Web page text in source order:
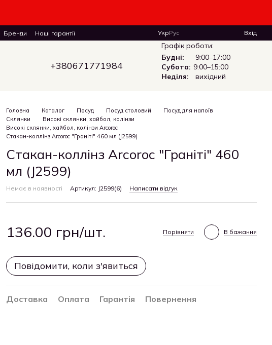
Бренди
Наші гарантії
УкрРус Вхід
+380671771984
Графік роботи:
Будні:
9:00–17:00
Субота: 9:00–15:00
Неділя:
вихідний
Головна Каталог Посуд Посуд столовий
Посуд для напоїв
Склянки
Високі склянки, хайбол, колінзи
Високі склянки, хайбол, колінзи Arcoroc
Стакан-коллінз Arcoroc "Граніті" 460 мл (J2599)
Стакан-коллінз Arcoroc "Граніті" 460
мл (J2599)
Немає в наявності Артикул: J2599(6) Написати відгук
136.00 грн/шт. Порівняти В бажання
Повідомити, коли з'явиться
Доставка Оплата Гарантія Повернення